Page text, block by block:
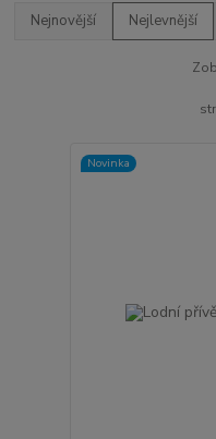
Nejnovější Nejlevnější
Novinka